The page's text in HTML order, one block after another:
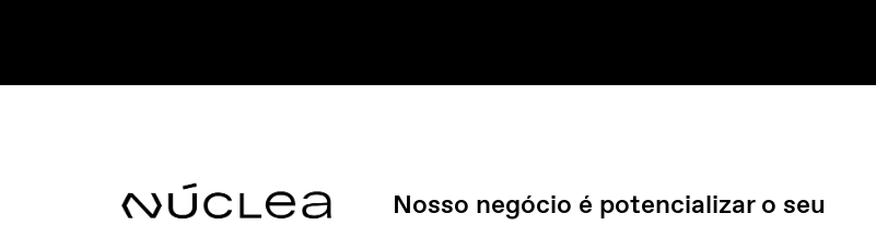
Nosso negócio é potencializar o seu